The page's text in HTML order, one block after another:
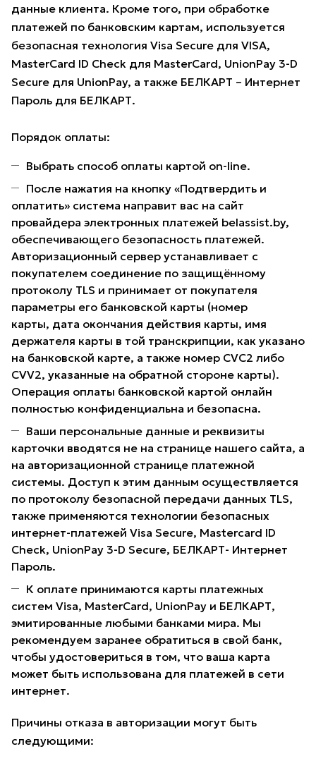
данные клиента. Кроме того, при обработке
платежей по банковским картам, используется
безопасная технология Visa Secure для VISA,
MasterCard ID Check для MasterCard, UnionPay 3-D
Secure для UnionPay, а также БЕЛКАРТ – Интернет
Пароль для БЕЛКАРТ.
Порядок оплаты:
Выбрать способ оплаты картой on-line.
После нажатия на кнопку «Подтвердить и
оплатить» система направит вас на сайт
провайдера электронных платежей belassist.by,
обеспечивающего безопасность платежей.
Авторизационный сервер устанавливает с
покупателем соединение по защищённому
протоколу TLS и принимает от покупателя
параметры его банковской карты (номер
карты, дата окончания действия карты, имя
держателя карты в той транскрипции, как указано
на банковской карте, а также номер CVC2 либо
CVV2, указанные на обратной стороне карты).
Операция оплаты банковской картой онлайн
полностью конфиденциальна и безопасна.
Ваши персональные данные и реквизиты
карточки вводятся не на странице нашего сайта, а
на авторизационной странице платежной
системы. Доступ к этим данным осуществляется
по протоколу безопасной передачи данных TLS,
также применяются технологии безопасных
интернет-платежей Visa Secure, Mastercard ID
Check, UnionPay 3-D Secure, БЕЛКАРТ- Интернет
Пароль.
К оплате принимаются карты платежных
систем Visa, MasterCard, UnionPay и БЕЛКАРТ,
эмитированные любыми банками мира. Мы
рекомендуем заранее обратиться в свой банк,
чтобы удостовериться в том, что ваша карта
может быть использована для платежей в сети
интернет.
Причины отказа в авторизации могут быть
следующими: